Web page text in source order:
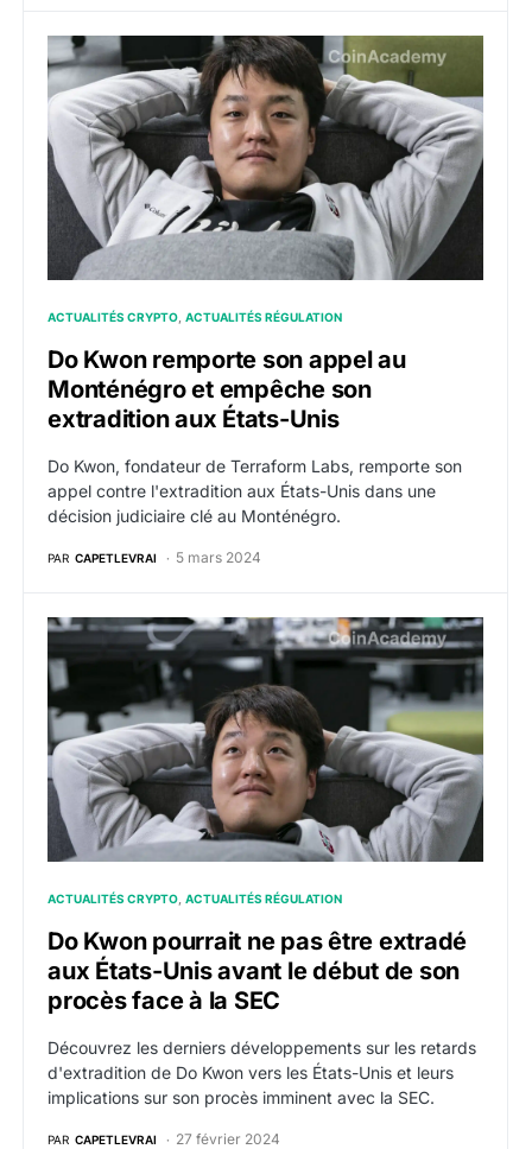
Do Kwon remporte son appel au Monténégro et
ACTUALITÉS CRYPTO ACTUALITÉS RÉGULATION
Do Kwon remporte son appel au
Monténégro et empêche son
extradition aux États-Unis
Do Kwon, fondateur de Terraform Labs, remporte son
appel contre l'extradition aux États-Unis dans une
décision judiciaire clé au Monténégro.
PAR CAPETLEVRAI 5 mars 2024
Do Kwon pourrait ne pas être extradé aux États-
ACTUALITÉS CRYPTO ACTUALITÉS RÉGULATION
Do Kwon pourrait ne pas être extradé
aux États-Unis avant le début de son
procès face à la SEC
Découvrez les derniers développements sur les retards
d'extradition de Do Kwon vers les États-Unis et leurs
implications sur son procès imminent avec la SEC.
PAR CAPETLEVRAI 27 février 2024